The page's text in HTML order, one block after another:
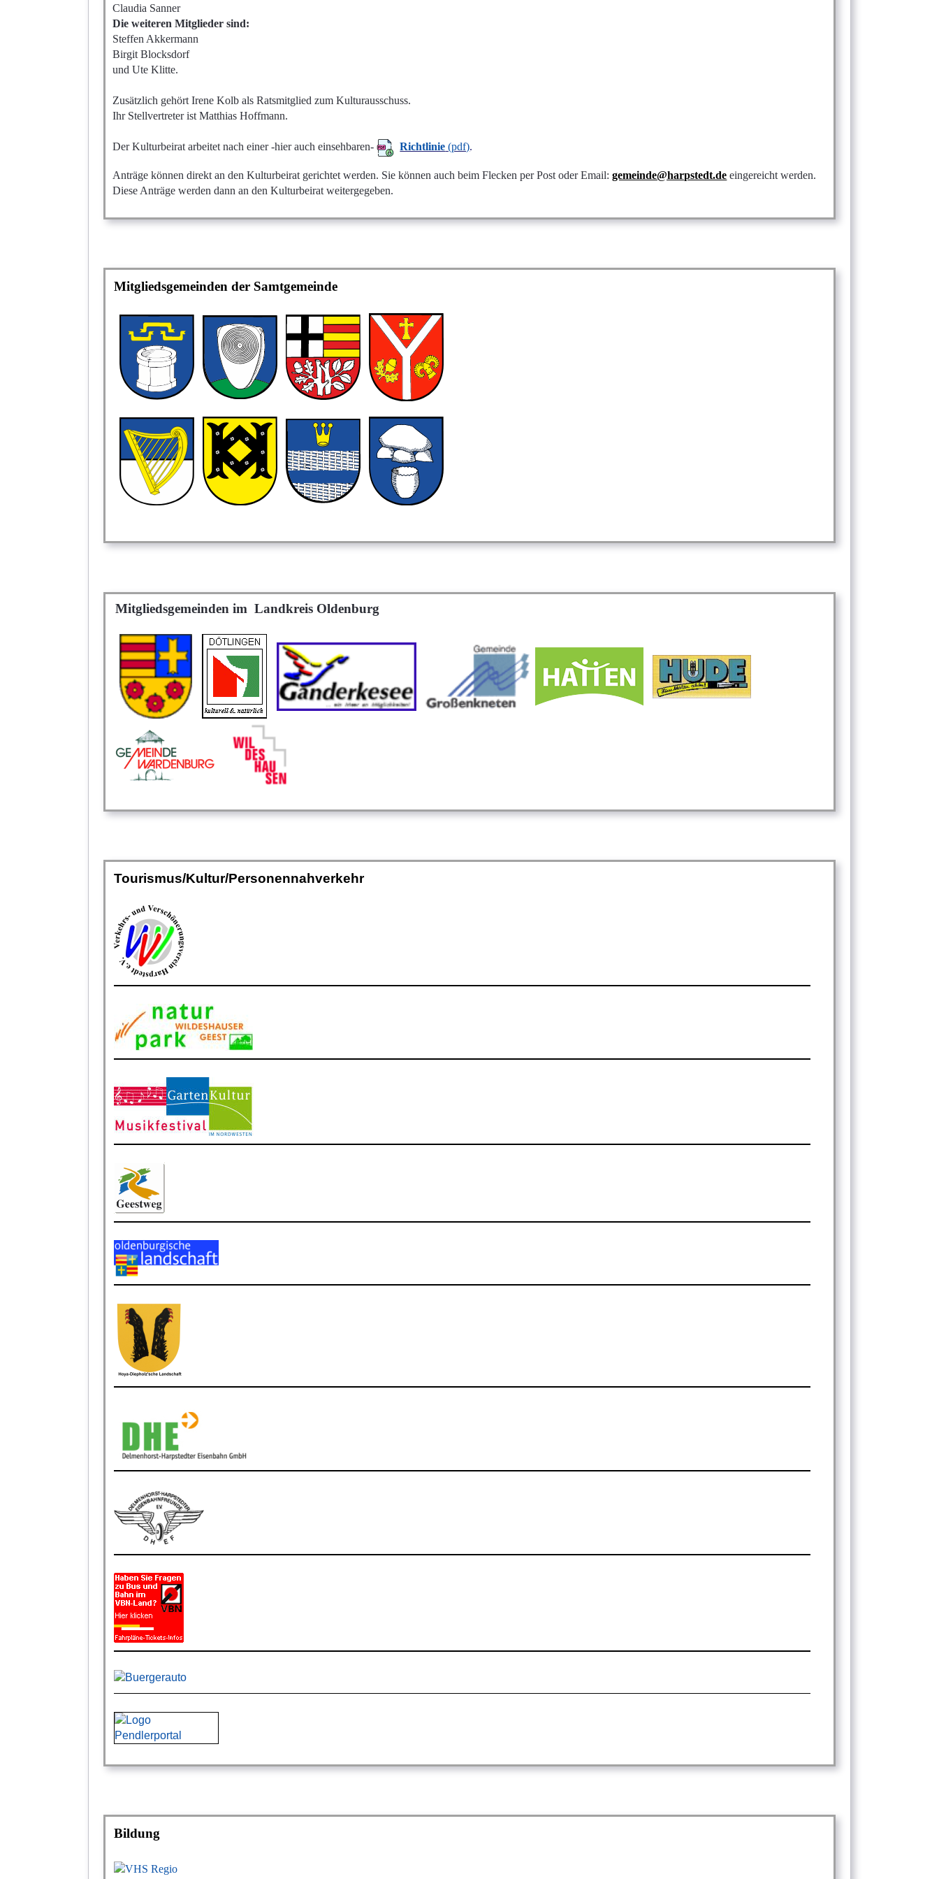
Claudia Sanner
Die weiteren Mitglieder sind:
Steffen Akkermann
Birgit Blocksdorf
undUte Klitte.
Zusätzlich gehörtIrene Kolb als Ratsmitglied zum Kulturausschuss.
Ihr Stellvertreter ist Matthias Hoffmann.
Der Kulturbeirat arbeitet nach einer -hier auch einsehbaren- Richtlinie (pdf).
Anträge können direkt an den Kulturbeirat gerichtet werden. Sie können auch beim Flecken per Post oder Email:gemeinde@harpstedt.de eingereicht werden.
Diese Anträge werden dann an den Kulturbeirat weitergegeben.
Mitgliedsgemeinden der Samtgemeinde
Mitgliedsgemeinden im Landkreis Oldenburg
Tourismus/Kultur/Personennahverkehr
Bildung